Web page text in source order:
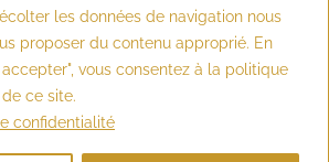
les données de navigation nous
proposer du contenu approprié. En
vous consentez à la politique
ce site.
confidentialité
d’utilisation et de vente